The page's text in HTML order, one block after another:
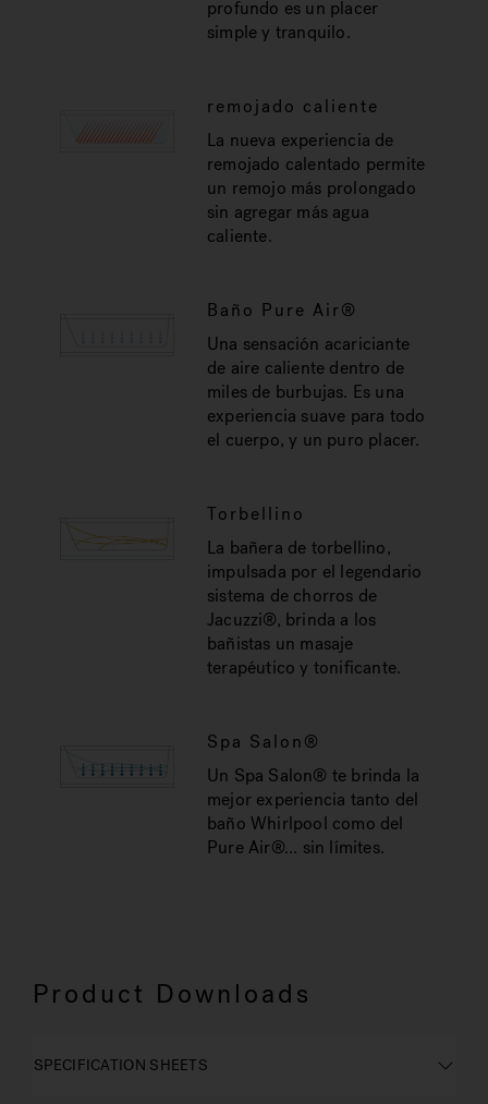
profundo es un placer
simple y tranquilo.
remojado caliente
La nueva experiencia de
remojado calentado permite
un remojo más prolongado
sin agregar más agua
caliente.
Baño Pure Air®
Una sensación acariciante
de aire caliente dentro de
miles de burbujas. Es una
experiencia suave para todo
el cuerpo, y un puro placer.
Torbellino
La bañera de torbellino,
impulsada por el legendario
sistema de chorros de
Jacuzzi®, brinda a los
bañistas un masaje
terapéutico y tonificante.
Spa Salon®
Un Spa Salon® te brinda la
mejor experiencia tanto del
baño Whirlpool como del
Pure Air®... sin límites.
Product Downloads
SPECIFICATION SHEETS